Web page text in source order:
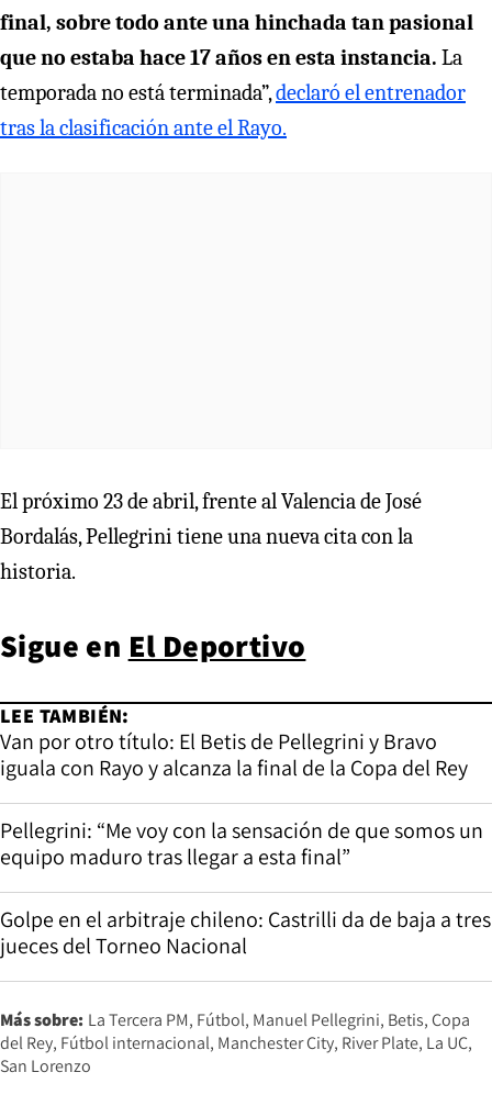
final, sobre todo ante una hinchada tan pasional
que no estaba hace 17 años en esta instancia. La
temporada no está terminada”,declaró el entrenador
tras la clasificación ante el Rayo.
El próximo 23 de abril, frente al Valencia de José
Bordalás, Pellegrini tiene una nueva cita con la
historia.
Sigue en El Deportivo
LEE TAMBIÉN:
Van por otro título: El Betis de Pellegrini y Bravo
iguala con Rayo y alcanza la final de la Copa del Rey
Pellegrini: “Me voy con la sensación de que somos un
equipo maduro tras llegar a esta final”
Golpe en el arbitraje chileno: Castrilli da de baja a tres
jueces del Torneo Nacional
Más sobre: La Tercera PM Fútbol Manuel Pellegrini Betis Copa
del Rey Fútbol internacional Manchester City River Plate La UC
San Lorenzo